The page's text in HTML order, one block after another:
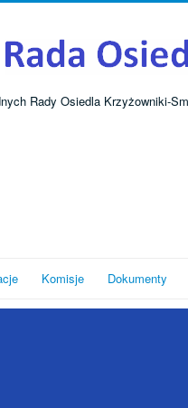
Rady Osiedla Krzyżowniki-
Komisje Dokumenty